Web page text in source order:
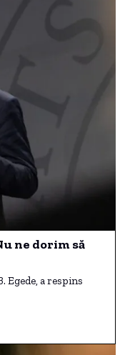
ne dorim să
Egede, a respins